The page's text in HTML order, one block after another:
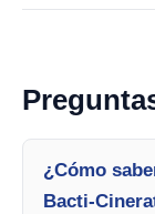
¿Cómo
Bacti-